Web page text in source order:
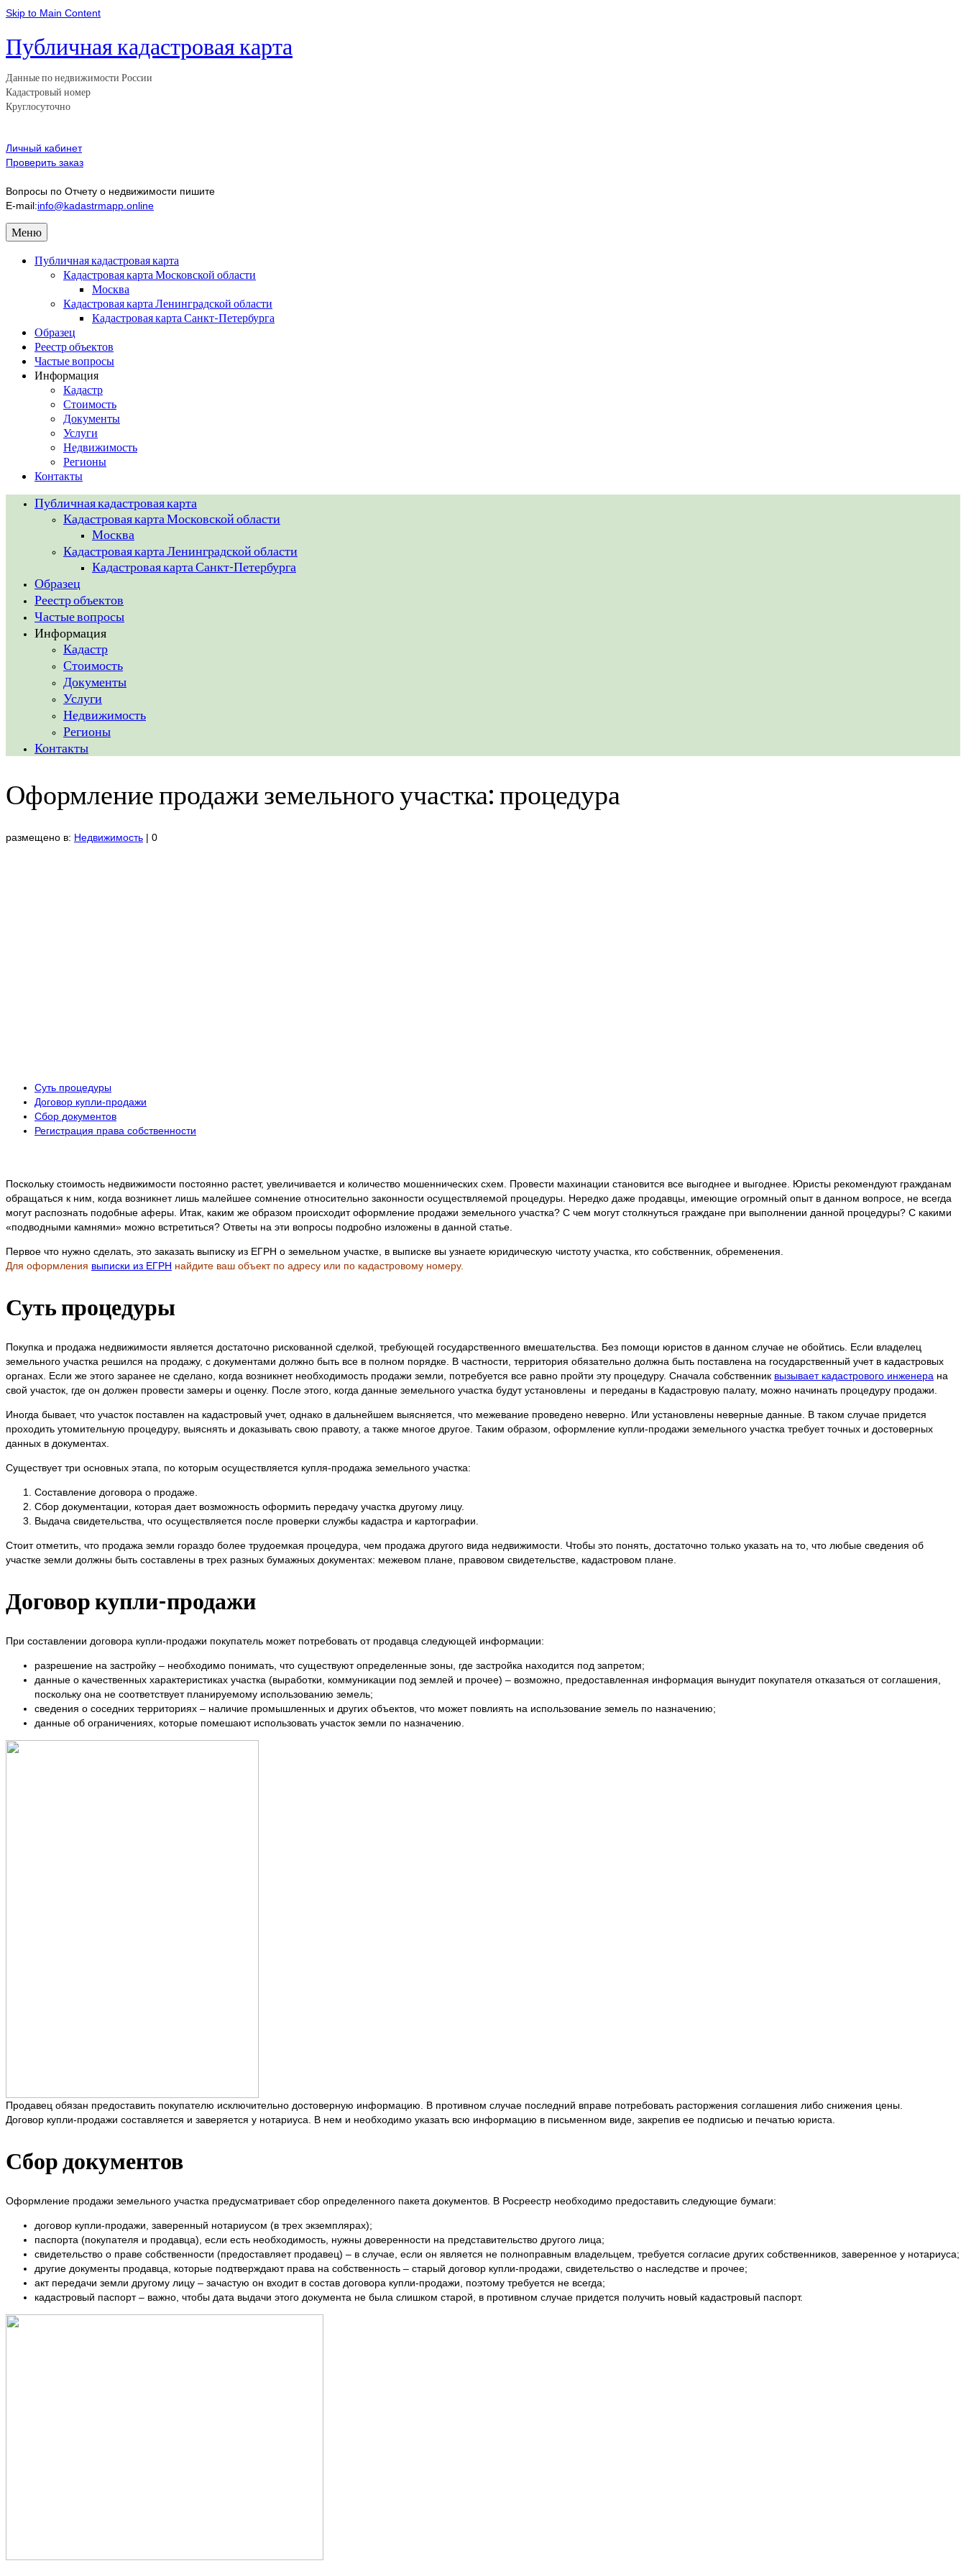
Skip to Main Content
Публичная кадастровая карта
Данные по недвижимости России
Кадастровый номер
Круглосуточно
Личный кабинет
Проверить заказ
Вопросы по Отчету о недвижимости пишите
E-mail:info@kadastrmapp.online
Меню
Публичная кадастровая карта
Кадастровая карта Московской области
Москва
Кадастровая карта Ленинградской области
Кадастровая карта Санкт-Петербурга
Образец
Реестр объектов
Частые вопросы
Информация
Кадастр
Стоимость
Документы
Услуги
Недвижимость
Регионы
Контакты
Публичная кадастровая карта
Кадастровая карта Московской области
Москва
Кадастровая карта Ленинградской области
Кадастровая карта Санкт-Петербурга
Образец
Реестр объектов
Частые вопросы
Информация
Кадастр
Стоимость
Документы
Услуги
Недвижимость
Регионы
Контакты
Оформление продажи земельного участка: процедура
размещено в: Недвижимость | 0
Суть процедуры
Договор купли-продажи
Сбор документов
Регистрация права собственности
Поскольку стоимость недвижимости постоянно растет, увеличивается и количество мошеннических схем. Провести махинации становится все выгоднее и выгоднее. Юристы рекомендуют гражданам
обращаться к ним, когда возникнет лишь малейшее сомнение относительно законности осуществляемой процедуры. Нередко даже продавцы, имеющие огромный опыт в данном вопросе, не всегда
могут распознать подобные аферы. Итак, каким же образом происходит оформление продажи земельного участка? С чем могут столкнуться граждане при выполнении данной процедуры? С какими
«подводными камнями» можно встретиться? Ответы на эти вопросы подробно изложены в данной статье.
Первое что нужно сделать, это заказать выписку из ЕГРН о земельном участке, в выписке вы узнаете юридическую чистоту участка, кто собственник, обременения.
Для оформления выписки из ЕГРН найдите ваш объект по адресу или по кадастровому номеру.
Суть процедуры
Покупка и продажа недвижимости является достаточно рискованной сделкой, требующей государственного вмешательства. Без помощи юристов в данном случае не обойтись. Если владелец
земельного участка решился на продажу, с документами должно быть все в полном порядке. В частности, территория обязательно должна быть поставлена на государственный учет в кадастровых
органах. Если же этого заранее не сделано, когда возникнет необходимость продажи земли, потребуется все равно пройти эту процедуру. Сначала собственник вызывает кадастрового инженера на
свой участок, где он должен провести замеры и оценку. После этого, когда данные земельного участка будут установлены и переданы в Кадастровую палату, можно начинать процедуру продажи.
Иногда бывает, что участок поставлен на кадастровый учет, однако в дальнейшем выясняется, что межевание проведено неверно. Или установлены неверные данные. В таком случае придется
проходить утомительную процедуру, выяснять и доказывать свою правоту, а также многое другое. Таким образом, оформление купли-продажи земельного участка требует точных и достоверных
данных в документах.
Существует три основных этапа, по которым осуществляется купля-продажа земельного участка:
Составление договора о продаже.
Сбор документации, которая дает возможность оформить передачу участка другому лицу.
Выдача свидетельства, что осуществляется после проверки службы кадастра и картографии.
Стоит отметить, что продажа земли гораздо более трудоемкая процедура, чем продажа другого вида недвижимости. Чтобы это понять, достаточно только указать на то, что любые сведения об
участке земли должны быть составлены в трех разных бумажных документах: межевом плане, правовом свидетельстве, кадастровом плане.
Договор купли-продажи
При составлении договора купли-продажи покупатель может потребовать от продавца следующей информации:
разрешение на застройку – необходимо понимать, что существуют определенные зоны, где застройка находится под запретом;
данные о качественных характеристиках участка (выработки, коммуникации под землей и прочее) – возможно, предоставленная информация вынудит покупателя отказаться от соглашения,
поскольку она не соответствует планируемому использованию земель;
сведения о соседних территориях – наличие промышленных и других объектов, что может повлиять на использование земель по назначению;
данные об ограничениях, которые помешают использовать участок земли по назначению.
Продавец обязан предоставить покупателю исключительно достоверную информацию. В противном случае последний вправе потребовать расторжения соглашения либо снижения цены.
Договор купли-продажи составляется и заверяется у нотариуса. В нем и необходимо указать всю информацию в письменном виде, закрепив ее подписью и печатью юриста.
Сбор документов
Оформление продажи земельного участка предусматривает сбор определенного пакета документов. В Росреестр необходимо предоставить следующие бумаги:
договор купли-продажи, заверенный нотариусом (в трех экземплярах);
паспорта (покупателя и продавца), если есть необходимость, нужны доверенности на представительство другого лица;
свидетельство о праве собственности (предоставляет продавец) – в случае, если он является не полноправным владельцем, требуется согласие других собственников, заверенное у нотариуса;
другие документы продавца, которые подтверждают права на собственность – старый договор купли-продажи, свидетельство о наследстве и прочее;
акт передачи земли другому лицу – зачастую он входит в состав договора купли-продажи, поэтому требуется не всегда;
кадастровый паспорт – важно, чтобы дата выдачи этого документа не была слишком старой, в противном случае придется получить новый кадастровый паспорт.